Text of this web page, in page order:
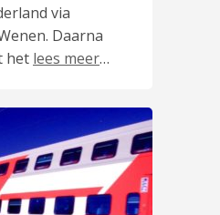
via
Daarna
het lees meer…